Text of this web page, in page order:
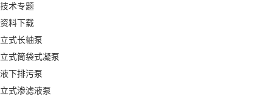
技术专题
资料下载
立式长轴泵
立式筒袋式凝泵
液下排污泵
立式渗滤液泵